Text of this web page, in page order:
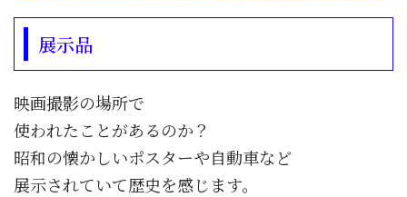
展示品
映画撮影の場所で
使われたことがあるのか？
昭和の懐かしいポスターや自動車など
展示されていて歴史を感じます。